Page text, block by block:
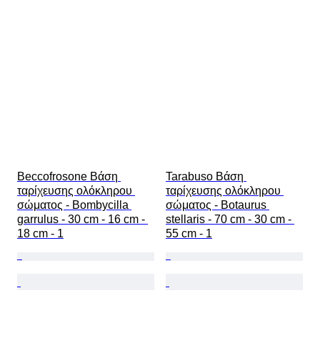
Beccofrosone Βάση
ταρίχευσης ολόκληρου
σώματος - Bombycilla
garrulus - 30 cm - 16 cm -
18 cm - 1
Tarabuso Βάση
ταρίχευσης ολόκληρου
σώματος - Botaurus
stellaris - 70 cm - 30 cm -
55 cm - 1